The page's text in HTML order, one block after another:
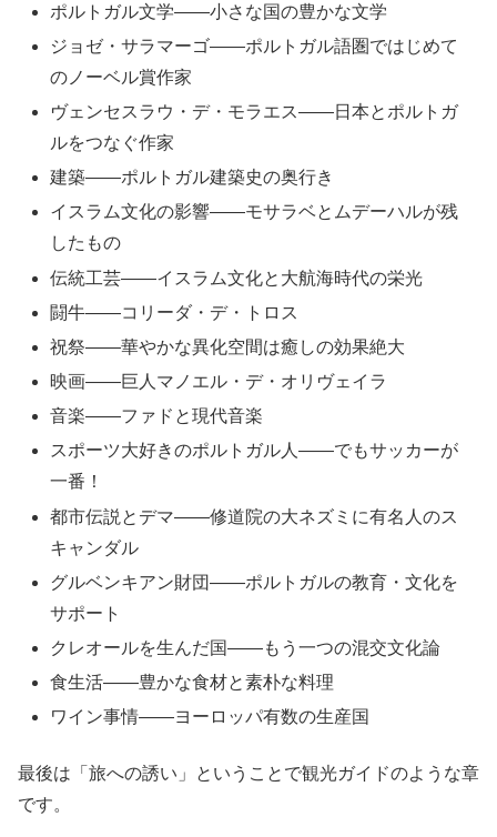
ポルトガル文学――小さな国の豊かな文学
ジョゼ・サラマーゴ――ポルトガル語圏ではじめて
のノーベル賞作家
ヴェンセスラウ・デ・モラエス――日本とポルトガ
ルをつなぐ作家
建築――ポルトガル建築史の奥行き
イスラム文化の影響――モサラベとムデーハルが残
したもの
伝統工芸――イスラム文化と大航海時代の栄光
闘牛――コリーダ・デ・トロス
祝祭――華やかな異化空間は癒しの効果絶大
映画――巨人マノエル・デ・オリヴェイラ
音楽――ファドと現代音楽
スポーツ大好きのポルトガル人――でもサッカーが
一番！
都市伝説とデマ――修道院の大ネズミに有名人のス
キャンダル
グルベンキアン財団――ポルトガルの教育・文化を
サポート
クレオールを生んだ国――もう一つの混交文化論
食生活――豊かな食材と素朴な料理
ワイン事情――ヨーロッパ有数の生産国
最後は「旅への誘い」ということで観光ガイドのような章
です。